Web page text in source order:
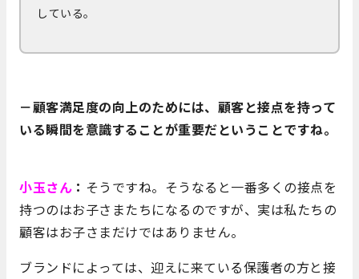
している。
－顧客満足度の向上のためには、顧客と接点を持って
いる瞬間を意識することが重要だということですね。
小玉さん ： そうですね。そうなると一番多くの接点を
持つのはお子さまたちになるのですが、実は私たちの
顧客はお子さまだけではありません。
ブランドによっては、迎えに来ている保護者の方と接